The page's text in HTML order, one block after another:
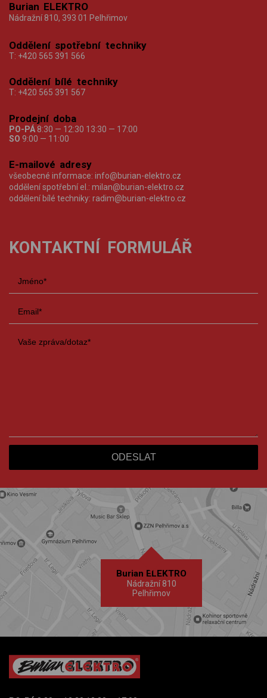
Burian ELEKTRO
Nádražní 810, 393 01 Pelhřimov
Oddělení spotřební techniky
T: +420 565 391 566
Oddělení bílé techniky
T: +420 565 391 567
Prodejní doba
PO-PÁ 8:30 — 12:30 13:30 — 17:00
SO 9:00 — 11:00
E-mailové adresy
všeobecné informace: info@burian-elektro.cz
oddělení spotřební el.: milan@burian-elektro.cz
oddělení bílé techniky: radim@burian-elektro.cz
KONTAKTNÍ FORMULÁŘ
Burian ELEKTRO
Nádražní 810
Pelhřimov